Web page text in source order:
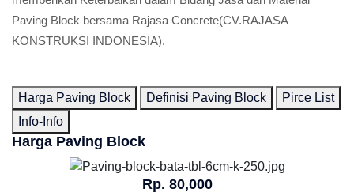
Paving Block bersama Rajasa Concrete(CV.RAJASA
KONSTRUKSI INDONESIA).
Harga Paving Block Definisi Paving Block
Pirce List
Info-Info
Harga Paving Block
Rp. 80,000